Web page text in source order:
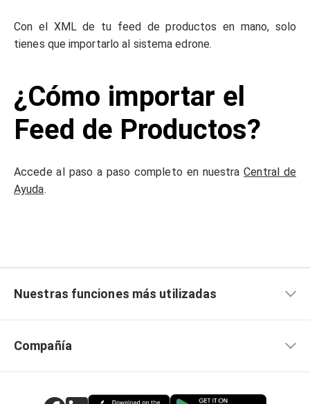
Con el XML de tu feed de productos en mano, solo
tienes que importarlo al sistema edrone.
¿Cómo importar el
Feed de Productos?
Accede al paso a paso completo en nuestraCentral de
Ayuda.
Nuestras funciones más utilizadas
Compañía